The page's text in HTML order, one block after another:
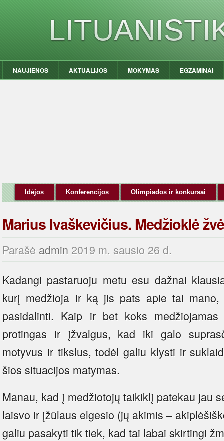
NAUJIENOS AKTUALIJOS MOKYMAS EGZAMINAI
Idėjos Konferencijos Olimpiados ir konkursai
Marius Ivaškevičius. Medžioklė
Parašė admin 2019 m. sausio 26 d.
Kadangi pastaruoju metu esu dažnai
kurį medžioja ir ką jis pats apie tai mano,
pasidalinti. Kaip ir bet koks
protingas ir įžvalgus, kad iki galo
motyvus ir tikslus, todėl galiu klysti ir
šios situacijos matymas.
Manau, kad į medžiotojų taikiklį patekau jau
laisvo ir įžūlaus elgesio (jų akimis –
galiu pasakyti tik tiek, kad tai labai skirtingi